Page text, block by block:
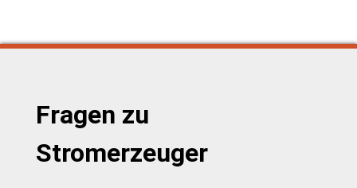
Fragen zu
Stromerzeuger